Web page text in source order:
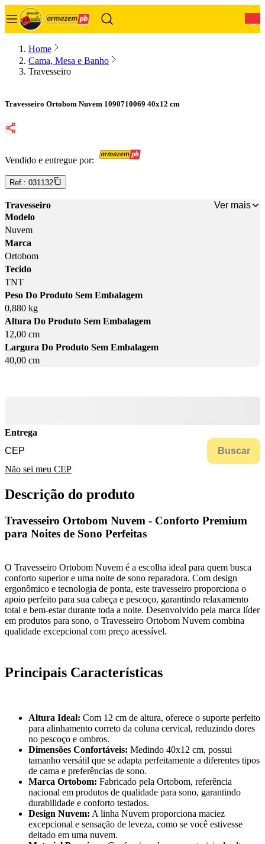
Home
Cama, Mesa e Banho
Travesseiro
Travesseiro Ortobom Nuvem 1090710069 40x12 cm
Vendido e entregue por:
Ref.: 031132
Travesseiro
Ver mais
Modelo
Nuvem
Marca
Ortobom
Tecido
TNT
Peso Do Produto Sem Embalagem
0,880 kg
Altura Do Produto Sem Embalagem
12,00 cm
Largura Do Produto Sem Embalagem
40,00 cm
Entrega
Buscar
Não sei meu CEP
Descrição do produto
Travesseiro Ortobom Nuvem - Conforto Premium
para Noites de Sono Perfeitas
O Travesseiro Ortobom Nuvem é a escolha ideal para quem busca
conforto superior e uma noite de sono reparadora. Com design
ergonômico e tecnologia de ponta, este travesseiro proporciona o
apoio perfeito para sua cabeça e pescoço, garantindo relaxamento
total e bem-estar durante toda a noite. Desenvolvido pela marca líder
em produtos para sono, o Travesseiro Ortobom Nuvem combina
qualidade excepcional com preço acessível.
Principais Características
Altura Ideal: Com 12 cm de altura, oferece o suporte perfeito
para alinhamento correto da coluna cervical, reduzindo dores
no pescoço e ombros.
Dimensões Confortáveis: Medindo 40x12 cm, possui
tamanho versátil que se adapta perfeitamente a diferentes tipos
de cama e preferências de sono.
Marca Ortobom: Fabricado pela Ortobom, referência
nacional em produtos de qualidade para sono, garantindo
durabilidade e conforto testados.
Design Nuvem: A linha Nuvem proporciona maciez
excepcional e sensação de leveza, como se você estivesse
deitado em uma nuvem.